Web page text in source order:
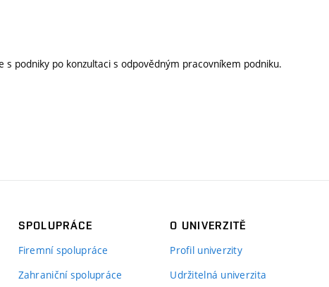
podniky po konzultaci s odpovědným pracovníkem podniku.
SPOLUPRÁCE
Firemní spolupráce
Zahraniční spolupráce
O UNIVERZITĚ
Profil univerzity
Udržitelná univerzita